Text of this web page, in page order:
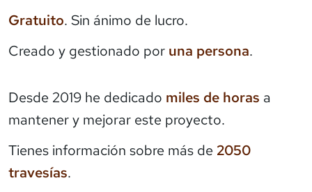
Gratuito. Sin ánimo de lucro.
Creado y gestionado por una persona.
Desde 2019 he dedicado miles de horas a
mantener y mejorar este proyecto.
Tienes información sobre más de 2050
travesías.